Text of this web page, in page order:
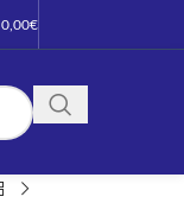
0,00€